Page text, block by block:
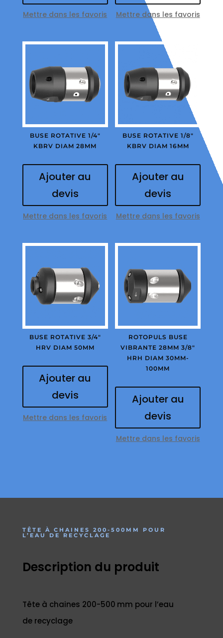
Mettre dans les favoris Mettre dans les favoris
BUSE ROTATIVE 1/4″
KBRV DIAM 28MM
Ajouter au
devis
Mettre dans les favoris
BUSE ROTATIVE 1/8″
KBRV DIAM 16MM
Ajouter au
devis
Mettre dans les favoris
BUSE ROTATIVE 3/4″
HRV DIAM 50MM
Ajouter au
devis
Mettre dans les favoris
ROTOPULS BUSE
VIBRANTE 28MM 3/8″
HRH DIAM 30MM-
100MM
Ajouter au
devis
Mettre dans les favoris
TÊTE À CHAINES 200-500MM POUR
L’EAU DE RECYCLAGE
Description du produit
Tête à chaines 200-500 mm pour l’eau
de recyclage